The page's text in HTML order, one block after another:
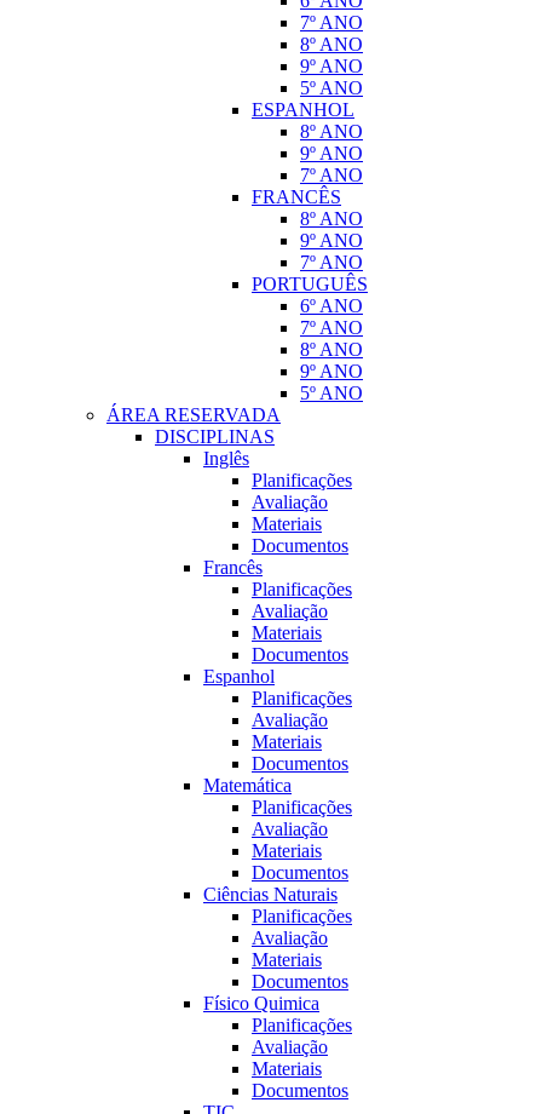
7º ANO
8º ANO
9º ANO
5º ANO
ESPANHOL
8º ANO
9º ANO
7º ANO
FRANCÊS
8º ANO
9º ANO
7º ANO
PORTUGUÊS
6º ANO
7º ANO
8º ANO
9º ANO
5º ANO
ÁREA RESERVADA
DISCIPLINAS
Inglês
Planificações
Avaliação
Materiais
Documentos
Francês
Planificações
Avaliação
Materiais
Documentos
Espanhol
Planificações
Avaliação
Materiais
Documentos
Matemática
Planificações
Avaliação
Materiais
Documentos
Ciências Naturais
Planificações
Avaliação
Materiais
Documentos
Fí­sico Quimica
Planificações
Avaliação
Materiais
Documentos